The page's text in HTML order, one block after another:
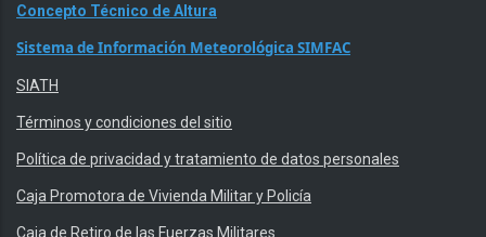
Concepto Técnico de Altura
Sistema de Información Meteorológica SIMFAC
SIATH
Términos y condiciones del sitio
Política de privacidad y tratamiento de datos personales
Caja Promotora de Vivienda Militar y Policía
Caja de Retiro de las Fuerzas Militares